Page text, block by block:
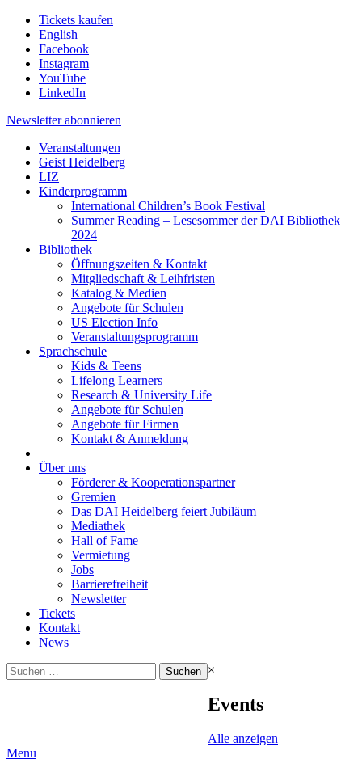
Tickets kaufen
English
Facebook
Instagram
YouTube
LinkedIn
Newsletter abonnieren
Veranstaltungen
Geist Heidelberg
LIZ
Kinderprogramm
International Children’s Book Festival
Summer Reading – Lesesommer der DAI Bibliothek
2024
Bibliothek
Öffnungszeiten & Kontakt
Mitgliedschaft & Leihfristen
Katalog & Medien
Angebote für Schulen
US Election Info
Veranstaltungsprogramm
Sprachschule
Kids & Teens
Lifelong Learners
Research & University Life
Angebote für Schulen
Angebote für Firmen
Kontakt & Anmeldung
|
Über uns
Förderer & Kooperationspartner
Gremien
Das DAI Heidelberg feiert Jubiläum
Mediathek
Hall of Fame
Vermietung
Jobs
Barrierefreiheit
Newsletter
Tickets
Kontakt
News
Suchen
nach:
×
Events
Alle anzeigen
Menu